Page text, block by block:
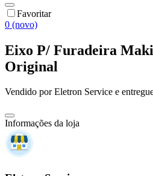
Favoritar
0 (novo)
Eixo P/ Furadeira
Original
Vendido porEletron Service e
Informações da loja